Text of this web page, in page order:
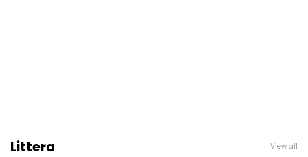
Littera View all